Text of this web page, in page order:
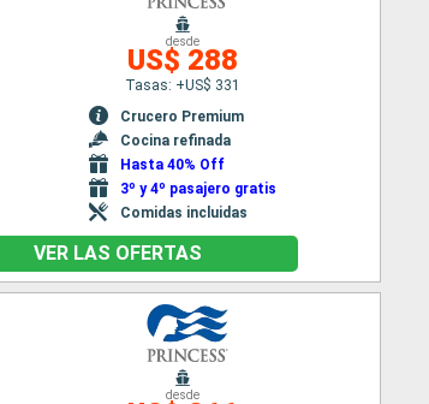
desde
US$ 288
Tasas: +US$ 331
Crucero Premium
Cocina refinada
Hasta 40% Off
3º y 4º pasajero gratis
Comidas incluidas
VER LAS OFERTAS
desde